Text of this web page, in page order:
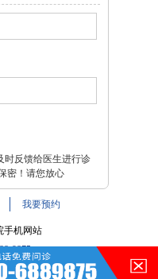
时反馈给医生进行诊
密！请您放心
我要预约
手机网站
9875
裕溪路交叉路口